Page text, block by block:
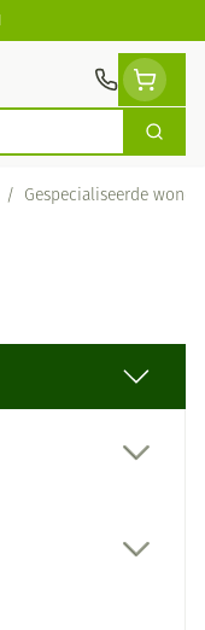
Zoek
/ Gespecialiseerde